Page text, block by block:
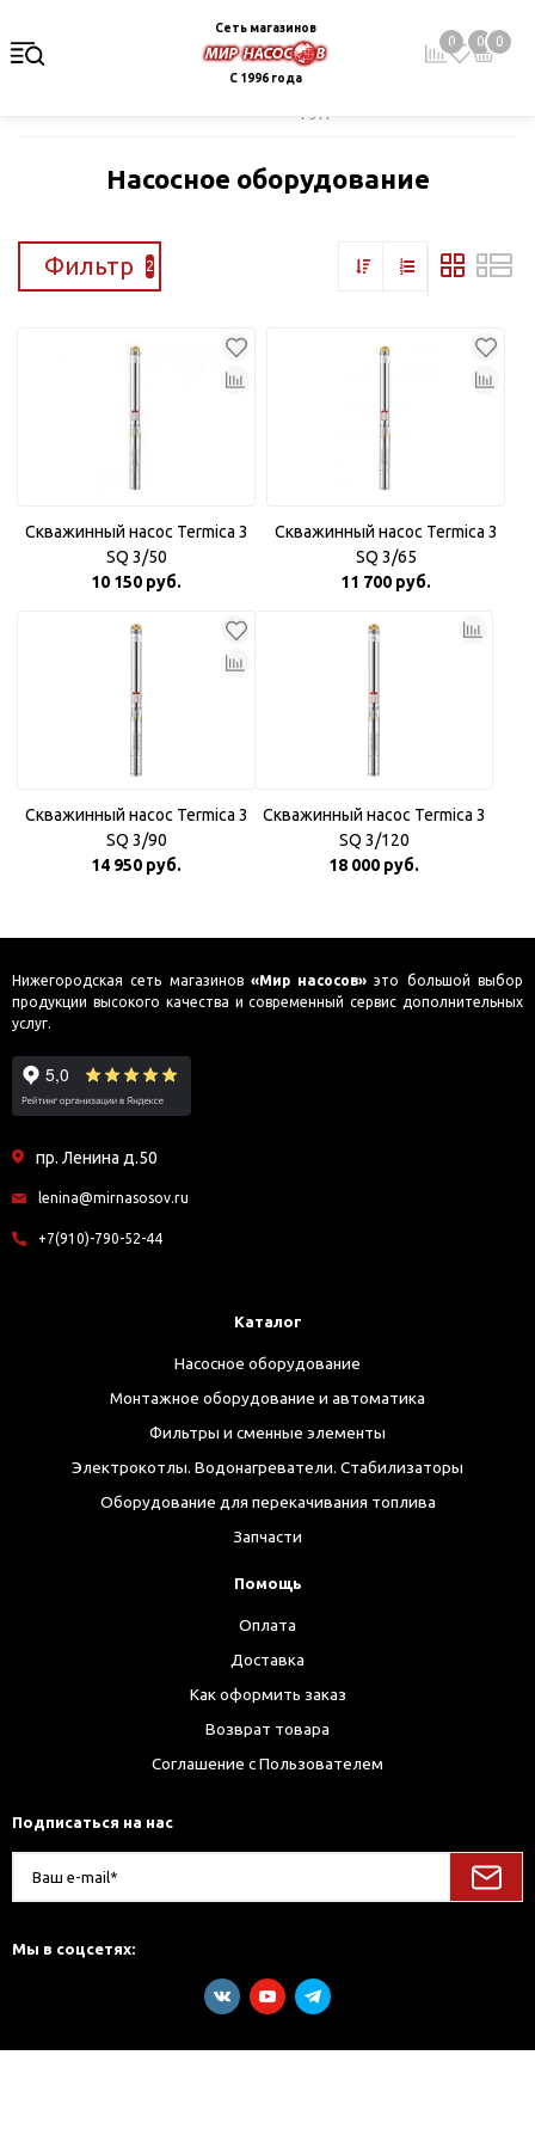
Сеть магазинов
С 1996 года
0 0 0
Насосное оборудование
Фильтр 2
Скважинный насос Termica 3
SQ 3/50
10 150 руб.
Скважинный насос Termica 3
SQ 3/65
11 700 руб.
Скважинный насос Termica 3
SQ 3/90
14 950 руб.
Скважинный насос Termica 3
SQ 3/120
18 000 руб.
Нижегородская сеть магазинов «Мир насосов» это большой выбор
продукции высокого качества и современный сервис дополнительных
услуг.
пр. Ленина д.50
lenina@mirnasosov.ru
+7(910)-790-52-44
Каталог
Насосное оборудование
Монтажное оборудование и автоматика
Фильтры и сменные элементы
Электрокотлы. Водонагреватели. Стабилизаторы
Оборудование для перекачивания топлива
Запчасти
Помощь
Оплата
Доставка
Как оформить заказ
Возврат товара
Соглашение с Пользователем
Подписаться на нас
Мы в соцсетях: